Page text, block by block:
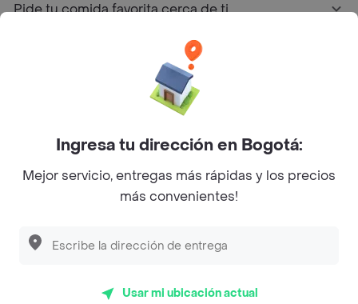
Pide tu comida favorita cerca de ti
Sobre Rappi
Facebook
Twitter
Instagram
©2026Rappi Inc. All rights reserved.
Ingresa tu dirección en Bogotá:
Mejor servicio, entregas más rápidas y los precios
más convenientes!
Usar mi ubicación actual